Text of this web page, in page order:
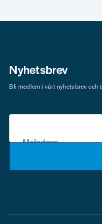
Nyhetsbrev
Mejladress
Bli medlem i vårt nyhetsbrev och